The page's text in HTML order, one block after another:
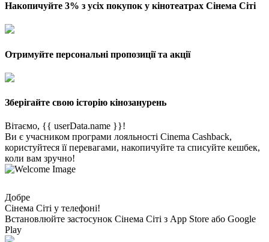
Накопичуйте 3% з усіх покупок у кінотеатрах Сінема Сіті
Отримуйте персональні пропозиції та акції
Зберігайте свою історію кінозанурень
Вітаємо, {{ userData.name }}!
Ви є учасником програми лояльності Cinema Cashback,
користуйтеся її перевагами, накопичуйте та списуйте кешбек,
коли вам зручно!
Добре
Сінема Сіті у телефоні!
Встановлюйте застосунок Сінема Сіті з App Store або Google
Play